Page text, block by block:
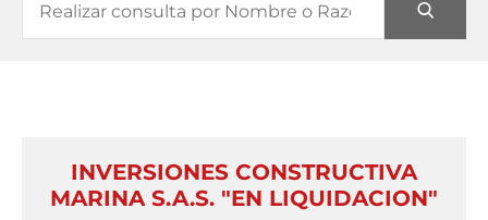
INVERSIONES CONSTRUCTIVA
MARINA S.A.S. "EN LIQUIDACION"